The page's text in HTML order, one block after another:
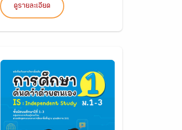
ดูรายละเอียด